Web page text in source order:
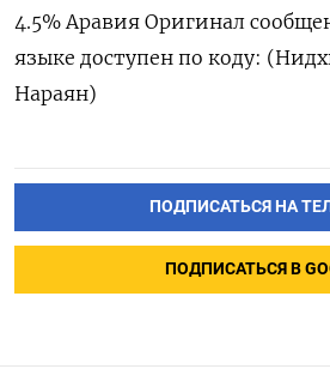
4.5% Аравия Оригинал
языке доступен по коду:
Нараян)
ПОДПИСАТЬСЯ НА
ПОДПИСАТЬСЯ В